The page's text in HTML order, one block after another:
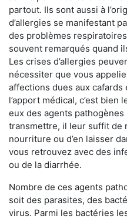
partout. Ils sont aussi à
d’allergies se manifestant
des problèmes
souvent remarqués quand
Les crises d’allergies
nécessiter que vous
affections dues aux
l’apport médical, c’est
eux des agents pathogènes
transmettre, il leur suffit de
nourriture ou d’en laisser
vous retrouvez avec des
ou de la diarrhée.
Nombre de ces agents
soit des parasites, des
virus. Parmi les bactéries